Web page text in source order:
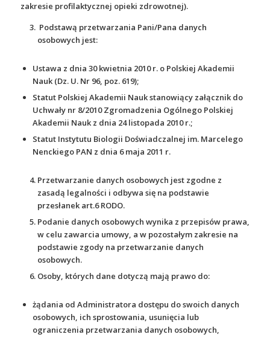
zakresie profilaktycznej opieki zdrowotnej).
Podstawą przetwarzania Pani/Pana danych
osobowych jest:
Ustawa z dnia 30 kwietnia 2010 r. o Polskiej Akademii
Nauk (Dz. U. Nr 96, poz. 619);
Statut Polskiej Akademii Nauk stanowiący załącznik do
Uchwały nr 8/2010 Zgromadzenia Ogólnego Polskiej
Akademii Nauk z dnia 24 listopada 2010 r.;
Statut Instytutu Biologii Doświadczalnej im. Marcelego
Nenckiego PAN z dnia 6 maja 2011 r.
Przetwarzanie danych osobowych jest zgodne z
zasadą legalności i odbywa się na podstawie
przesłanek art.6 RODO.
Podanie danych osobowych wynika z przepisów prawa,
w celu zawarcia umowy, a w pozostałym zakresie na
podstawie zgody na przetwarzanie danych
osobowych.
Osoby, których dane dotyczą mają prawo do:
żądania od Administratora dostępu do swoich danych
osobowych, ich sprostowania, usunięcia lub
ograniczenia przetwarzania danych osobowych,